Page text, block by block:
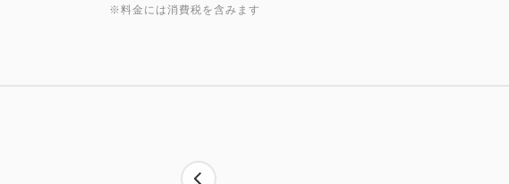
※料金には消費税を含みます